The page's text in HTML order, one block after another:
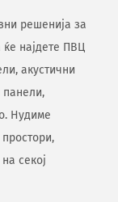
решенија за
најдете ПВЦ
акустични
панели,
Нудиме
секој